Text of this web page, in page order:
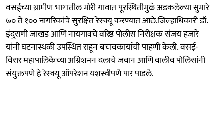
वसईच्या ग्रामीण भागातील मोरी गावात पूरस्थितीमुळे अडकलेल्या सुमारे
७० ते १०० नागरिकांचे सुरक्षित रेस्क्यू करण्यात आले.जिल्हाधिकारी डॉ.
इंदुराणी जाखड आणि नायगावचे वरिष्ठ पोलीस निरीक्षक संजय हजारे
यांनी घटनास्थळी उपस्थित राहून बचावकार्याची पाहणी केली. वसई-
विरार महापालिकेच्या अग्निशमन दलाचे जवान आणि वालीव पोलिसांनी
संयुक्तपणे हे रेस्क्यू ऑपरेशन यशस्वीपणे पार पाडले.